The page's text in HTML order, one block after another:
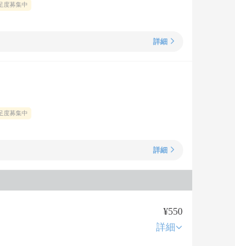
度募集中
詳細
度募集中
詳細
¥550
詳細